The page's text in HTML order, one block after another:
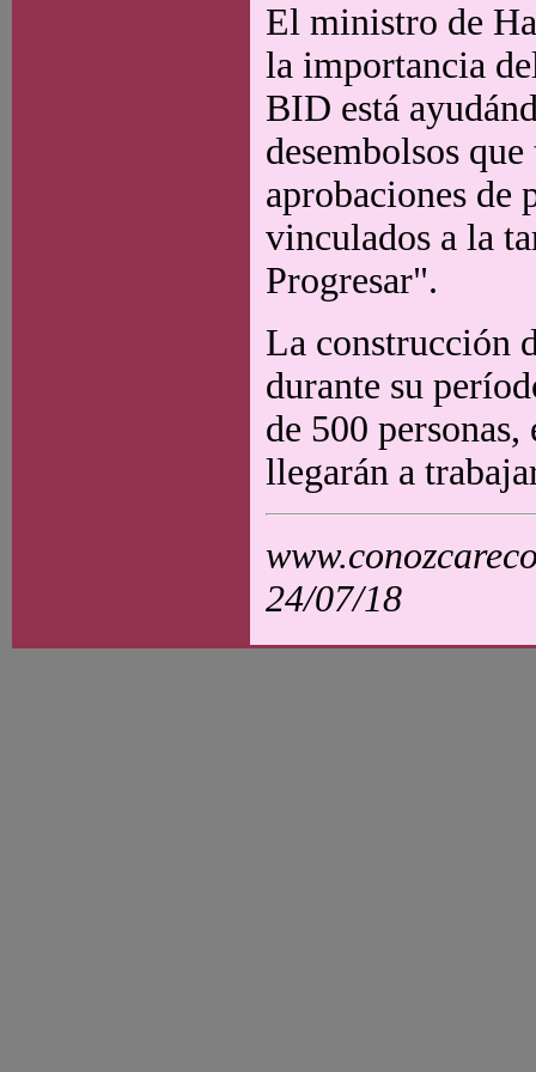
El ministro de
la importancia
BID está
desembolsos
aprobaciones de
vinculados a la
Progresar".
La construcción
durante su
de 500
llegarán a
24/07/18